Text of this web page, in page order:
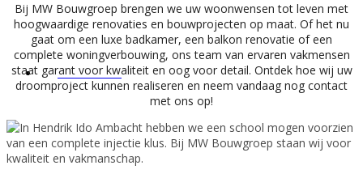
CONTACT
Bij MW Bouwgroep brengen we uw woonwensen tot leven met
hoogwaardige renovaties en bouwprojecten op maat. Of het nu
gaat om een luxe badkamer, een balkon renovatie of een
complete woningverbouwing, ons team van ervaren vakmensen
staat garant voor kwaliteit en oog voor detail. Ontdek hoe wij uw
droomproject kunnen realiseren en neem vandaag nog contact
met ons op!